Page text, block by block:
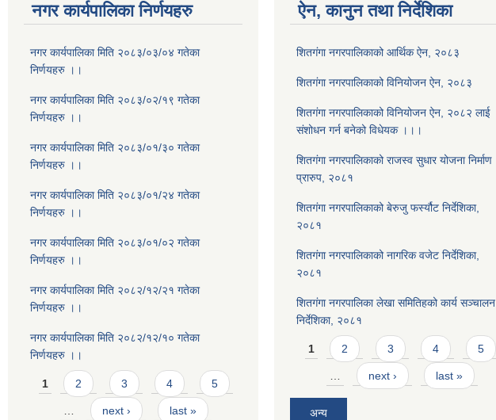
नगर कार्यपालिका निर्णयहरु
नगर कार्यपालिका मिति २०८३/०३/०४ गतेका
निर्णयहरु ।।
नगर कार्यपालिका मिति २०८३/०२/१९ गतेका
निर्णयहरु ।।
नगर कार्यपालिका मिति २०८३/०१/३० गतेका
निर्णयहरु ।।
नगर कार्यपालिका मिति २०८३/०१/२४ गतेका
निर्णयहरु ।।
नगर कार्यपालिका मिति २०८३/०१/०२ गतेका
निर्णयहरु ।।
नगर कार्यपालिका मिति २०८२/१२/२१ गतेका
निर्णयहरु ।।
नगर कार्यपालिका मिति २०८२/१२/१० गतेका
निर्णयहरु ।।
Pages
1 2 3 4 5
next › last »
ऐन, कानुन तथा निर्देशिका
शितगंगा नगरपालिकाको आर्थिक ऐन, २०८३
शितगंगा नगरपालिकाको विनियोजन ऐन, २०८३
शितगंगा नगरपालिकाको विनियोजन ऐन, २०८२ लाई
संशोधन गर्न बनेको विधेयक ।।।
शितगंगा नगरपालिकाको राजस्व सुधार योजना निर्माण
प्रारुप, २०८१
शितगंगा नगरपालिकाको बेरुजु फर्स्यौट निर्देशिका,
२०८१
शितगंगा नगरपालिकाको नागरिक वजेट निर्देशिका,
२०८१
शितगंगा नगरपालिका लेखा समितिहको कार्य सञ्चालन
निर्देशिका, २०८१
Pages
1 2 3 4 5
next › last »
अन्य